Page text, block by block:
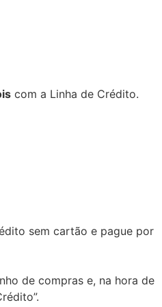
com a Linha de Crédito.
sem cartão e pague por
de compras e, na hora de